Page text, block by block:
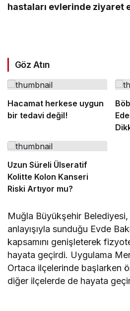
hastaları evlerinde ziyaret
Göz Atın
Hacamat herkese uygun
bir tedavi değil!
Uzun Süreli Ülseratif
Kolitte Kolon Kanseri
Riski Artıyor mu?
Muğla Büyükşehir
anlayışıyla sunduğu Evde
kapsamını genişleterek
hayata geçirdi. Uygulama
Ortaca ilçelerinde başlarken
diğer ilçelerde de hayata